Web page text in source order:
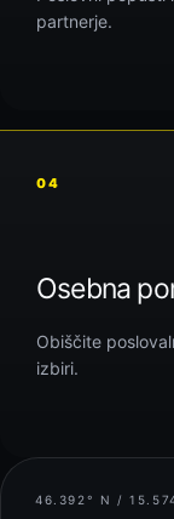
partnerje.
04
Osebna
Obiščite
izbiri.
46.392° N /